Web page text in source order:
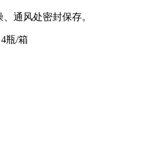
风处密封保存。
/箱